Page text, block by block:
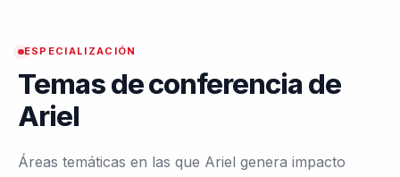
ESPECIALIZACIÓN
Temas de conferencia de
Ariel
Áreas temáticas en las que Ariel genera impacto